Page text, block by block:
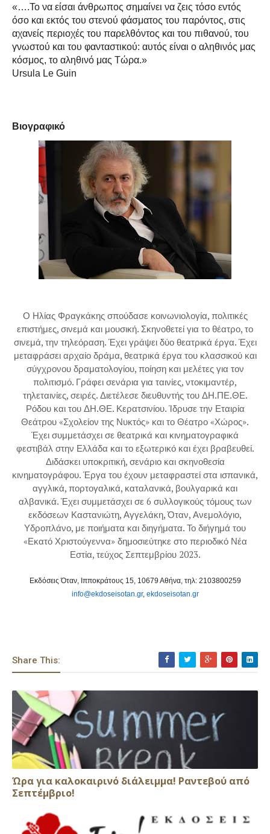
«….Το να είσαι άνθρωπος σημαίνει να ζεις τόσο εντός
όσο και εκτός του στενού φάσματος του παρόντος, στις
αχανείς περιοχές του παρελθόντος και του πιθανού, του
γνωστού και του φανταστικού: αυτός είναι ο αληθινός μας
κόσμος, το αληθινό μας Τώρα.»
Ursula Le Guin
Βιογραφικό
Ο Ηλίας Φραγκάκης σπούδασε κοινωνιολογία, πολιτικές
επιστήμες, σινεμά και μουσική. Σκηνοθετεί για το θέατρο, το
σινεμά, την τηλεόραση. Έχει γράψει δύο θεατρικά έργα. Έχει
μεταφράσει αρχαίο δράμα, θεατρικά έργα του κλασσικού και
σύγχρονου δραματολογίου, ποίηση και μελέτες για τον
πολιτισμό. Γράφει σενάρια για ταινίες, ντοκιμαντέρ,
τηλεταινίες, σειρές. Διετέλεσε διευθυντής του ΔΗ.ΠΕ.ΘΕ.
Ρόδου και του ΔΗ.ΘΕ. Κερατσινίου. Ίδρυσε την Εταιρία
Θεάτρου «Σχολείον της Νυκτός» και το Θέατρο «Χώρος».
Έχει συμμετάσχει σε θεατρικά και κινηματογραφικά
φεστιβάλ στην Ελλάδα και το εξωτερικό και έχει βραβευθεί.
Διδάσκει υποκριτική, σενάριο και σκηνοθεσία
κινηματογράφου. Έργα του έχουν μεταφραστεί στα ισπανικά,
αγγλικά, πορτογαλικά, καταλανικά, βουλγαρικά και
αλβανικά. Έχει συμμετάσχει σε 6 συλλογικούς τόμους των
εκδόσεων Καστανιώτη, Αγγελάκη, Όταν, Ανεμολόγιο,
Υδροπλάνο, με ποιήματα και διηγήματα. Το διήγημά του
«Εκατό Χριστούγεννα» δημοσιεύτηκε στο περιοδικό Νέα
Εστία, τεύχος Σεπτεμβρίου 2023.
Εκδόσεις Όταν, Ιπποκράτους 15, 10679 Αθήνα, τηλ: 2103800259
info@ekdoseisotan.gr, ekdoseisotan.gr
Share This:
Ώρα για καλοκαιρινό διάλειμμα! Ραντεβού από
Σεπτέμβριο!